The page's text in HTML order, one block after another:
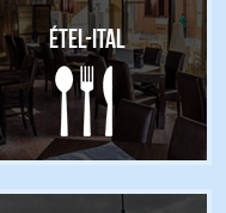
Étel-ital